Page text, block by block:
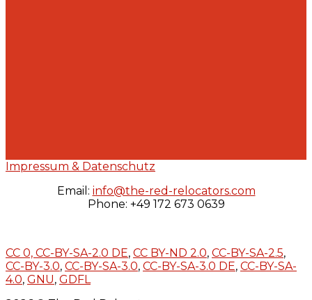
Impressum & Datenschutz
Email: info@the-red-relocators.com
Phone: +49 172 673 0639
CC 0, CC-BY-SA-2.0 DE, CC BY-ND 2.0, CC-BY-SA-2.5,
CC-BY-3.0, CC-BY-SA-3.0, CC-BY-SA-3.0 DE, CC-BY-SA-
4.0, GNU, GDFL